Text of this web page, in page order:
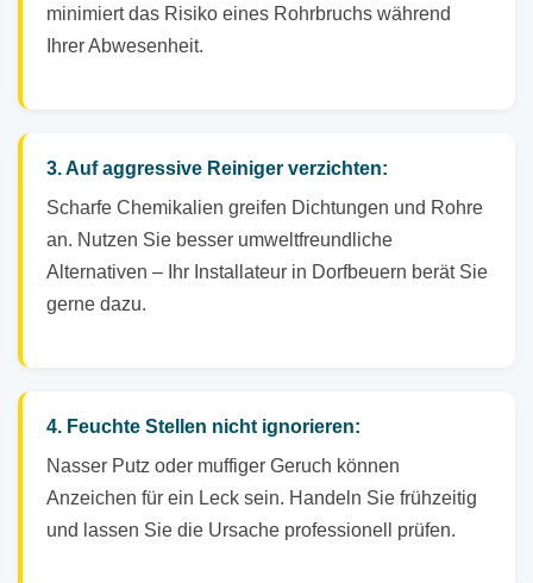
minimiert das Risiko eines Rohrbruchs während
Ihrer Abwesenheit.
3. Auf aggressive Reiniger verzichten:
Scharfe Chemikalien greifen Dichtungen und Rohre
an. Nutzen Sie besser umweltfreundliche
Alternativen – Ihr Installateur in Dorfbeuern berät Sie
gerne dazu.
4. Feuchte Stellen nicht ignorieren:
Nasser Putz oder muffiger Geruch können
Anzeichen für ein Leck sein. Handeln Sie frühzeitig
und lassen Sie die Ursache professionell prüfen.